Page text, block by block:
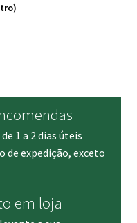
1 a 2 dias úteis
de expedição, exceto
em loja